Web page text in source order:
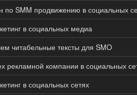
по SMM продвижению в социальных
в социальных медиа
читабельные тексты для SMO
рекламной компании в социальных
в социальных сетях